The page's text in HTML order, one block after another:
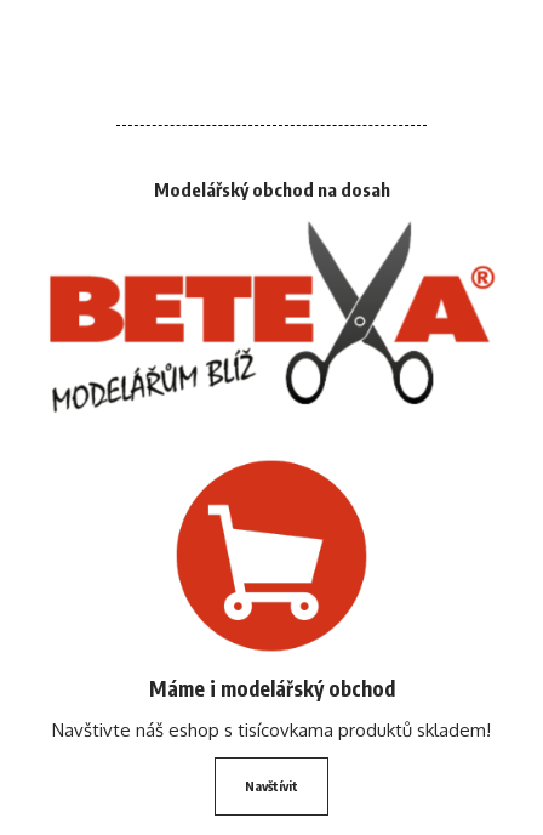
Modelářský obchod na dosah
Máme i modelářský obchod
Navštivte náš eshop s tisícovkama produktů skladem!
Navštívit